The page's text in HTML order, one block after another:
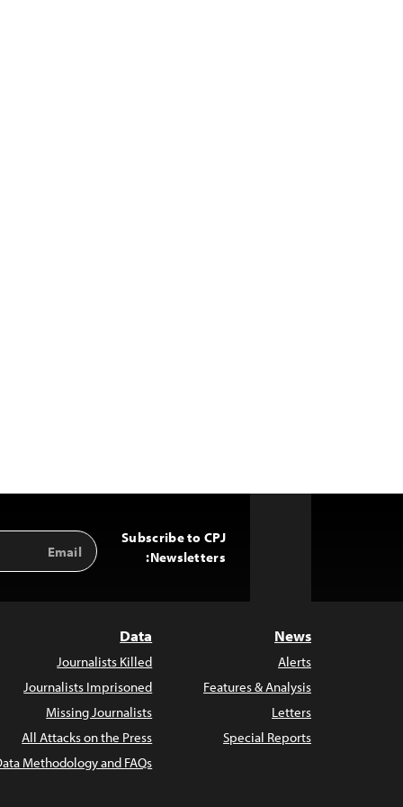
Subscribe to CPJ
Newsletters:
Email
Address
News
Alerts
Features & Analysis
Letters
Special Reports
Data
Journalists Killed
Journalists Imprisoned
Missing Journalists
All Attacks on the Press
Methodology and FAQs